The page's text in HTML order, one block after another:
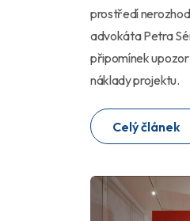
prostředí
advokáta Petra
připomínek
náklady projektu.
Celý článek